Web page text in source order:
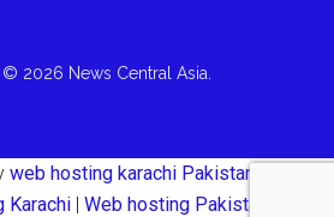
2026 News Central Asia.
web hosting karachi Pakistan
Karachi| Web hosting Pakistan Karachi